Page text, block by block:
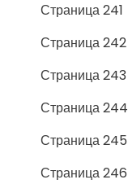
Страница 241
Страница 242
Страница 243
Страница 244
Страница 245
Страница 246